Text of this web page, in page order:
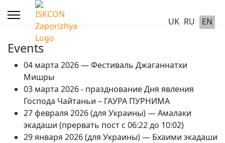
UK RU EN
Events
04 марта 2026 — Фестиваль Джаганнатхи
Мишры
03 марта 2026 - празднование Дня явления
Господа Чайтаньи – ГАУРА ПУРНИМА
27 февраля 2026 (для Украины) — Амалаки
экадаши (прервать пост с 06:22 до 10:02)
29 января 2026 (для Украины) — Бхаими экадаши